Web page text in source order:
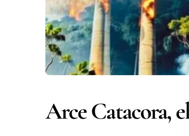
Arce Catacora,